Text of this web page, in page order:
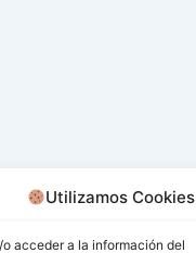
Utilizamos Cookies
acceder a la información del